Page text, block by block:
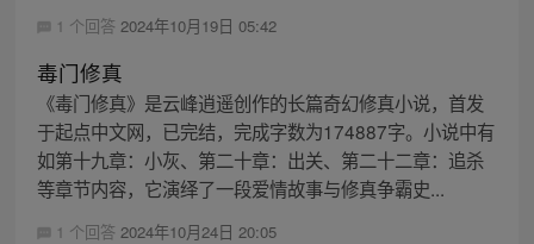
1 个回答 2024年10月19日 05:42
毒门修真
《毒门修真》是云峰逍遥创作的长篇奇幻修真小说，首发
于起点中文网，已完结，完成字数为174887字。小说中有
如第十九章：小灰、第二十章：出关、第二十二章：追杀
等章节内容，它演绎了一段爱情故事与修真争霸史...
1 个回答 2024年10月24日 20:05